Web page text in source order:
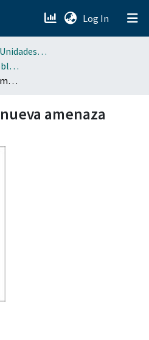
Log In (current)
Producciones por Unidades Académicas
Proyecto “Asociación poblana de Ciencias Microbiológicas” . (APCM)
Candida auris, la nueva amenaza mundial
amenaza